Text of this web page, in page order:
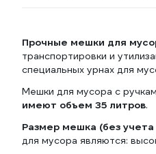
Прочные мешки для
транспортировки и
специальных урнах для
Мешки для мусора с
имеют объем 35 литров.
Размер мешка (без
для мусора являются: